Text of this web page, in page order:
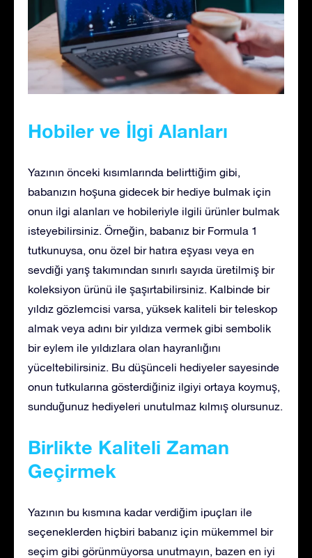
Hobiler ve İlgi Alanları
Yazının önceki kısımlarında belirttiğim gibi,
babanızın hoşuna gidecek bir hediye bulmak için
onun ilgi alanları ve hobileriyle ilgili ürünler bulmak
isteyebilirsiniz. Örneğin, babanız bir Formula 1
tutkunuysa, onu özel bir hatıra eşyası veya en
sevdiği yarış takımından sınırlı sayıda üretilmiş bir
koleksiyon ürünü ile şaşırtabilirsiniz. Kalbinde bir
yıldız gözlemcisi varsa, yüksek kaliteli bir teleskop
almak veya adını bir yıldıza vermek gibi sembolik
bir eylem ile yıldızlara olan hayranlığını
yüceltebilirsiniz. Bu düşünceli hediyeler sayesinde
onun tutkularına gösterdiğiniz ilgiyi ortaya koymuş,
sunduğunuz hediyeleri unutulmaz kılmış olursunuz.
Birlikte Kaliteli Zaman
Geçirmek
Yazının bu kısmına kadar verdiğim ipuçları ile
seçeneklerden hiçbiri babanız için mükemmel bir
seçim gibi görünmüyorsa unutmayın, bazen en iyi